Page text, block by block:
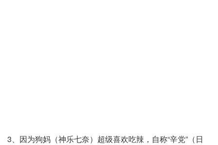
3、因为狗妈（神乐七奈）超级喜欢吃辣，自称“辛党”（日